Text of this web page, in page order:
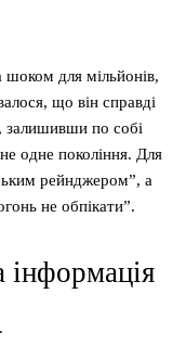
для мільйонів,
що він справді
залишивши по собі
одне покоління. Для
рейнджером”, а
не обпікати”.
інформація